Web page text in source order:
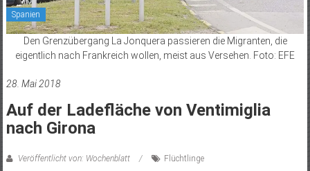
Spanien
Den Grenzübergang La Jonquera passieren die Migranten, die
eigentlich nach Frankreich wollen, meist aus Versehen. Foto: EFE
28. Mai 2018
Auf der Ladefläche von Ventimiglia
nach Girona
Veröffentlicht von: Wochenblatt Flüchtlinge